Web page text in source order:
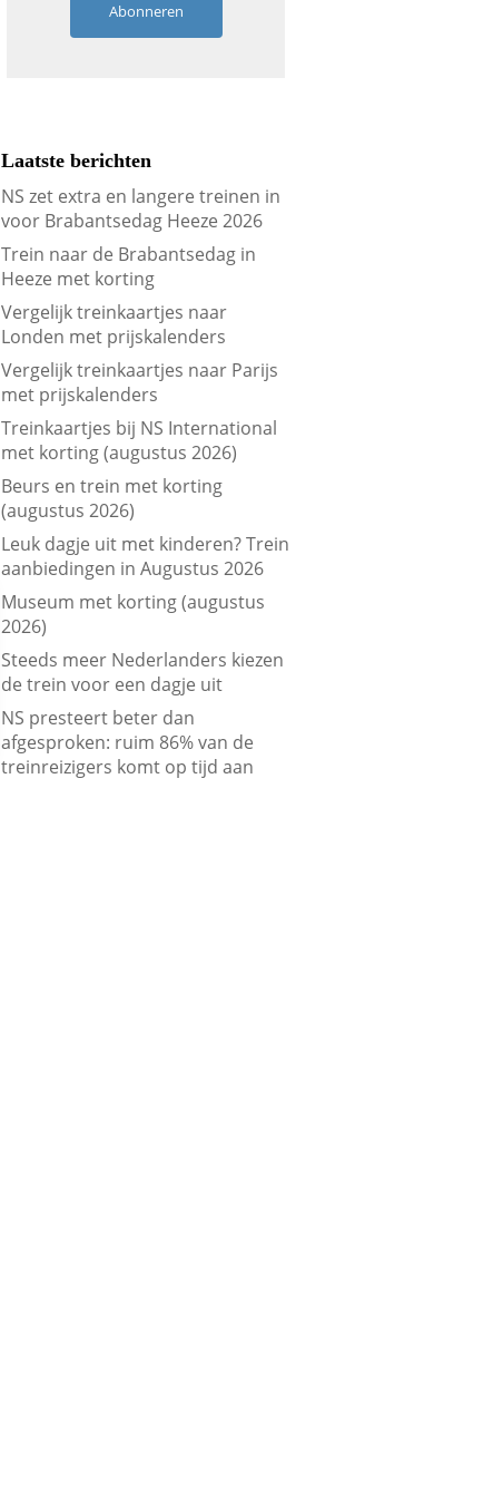
Abonneren
Laatste berichten
NS zet extra en langere treinen in
voor Brabantsedag Heeze 2026
Trein naar de Brabantsedag in
Heeze met korting
Vergelijk treinkaartjes naar
Londen met prijskalenders
Vergelijk treinkaartjes naar Parijs
met prijskalenders
Treinkaartjes bij NS International
met korting (augustus 2026)
Beurs en trein met korting
(augustus 2026)
Leuk dagje uit met kinderen? Trein
aanbiedingen in Augustus 2026
Museum met korting (augustus
2026)
Steeds meer Nederlanders kiezen
de trein voor een dagje uit
NS presteert beter dan
afgesproken: ruim 86% van de
treinreizigers komt op tijd aan